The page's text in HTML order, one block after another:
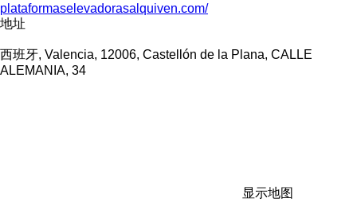
plataformaselevadorasalquiven.com/
地址
西班牙, Valencia, 12006, Castellón de la Plana, CALLE
ALEMANIA, 34
显示地图